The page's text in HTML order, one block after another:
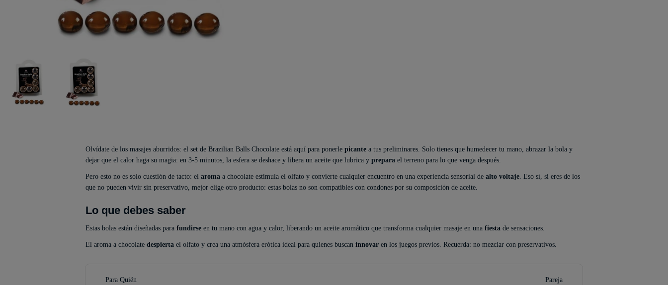
Olvídate de los masajes aburridos: el set de Brazilian Balls Chocolate está aquí para ponerle picante a tus preliminares. Solo tienes que humedecer tu mano, abrazar la bola y
dejar que el calor haga su magia: en 3-5 minutos, la esfera se deshace y libera un aceite que lubrica y prepara el terreno para lo que venga después.
Pero esto no es solo cuestión de tacto: el aroma a chocolate estimula el olfato y convierte cualquier encuentro en una experiencia sensorial de alto voltaje. Eso sí, si eres de los
que no pueden vivir sin preservativo, mejor elige otro producto: estas bolas no son compatibles con condones por su composición de aceite.
Lo que debes saber
Estas bolas están diseñadas para fundirse en tu mano con agua y calor, liberando un aceite aromático que transforma cualquier masaje en una fiesta de sensaciones.
El aroma a chocolate despierta el olfato y crea una atmósfera erótica ideal para quienes buscan innovar en los juegos previos. Recuerda: no mezclar con preservativos.
Para Quién Pareja